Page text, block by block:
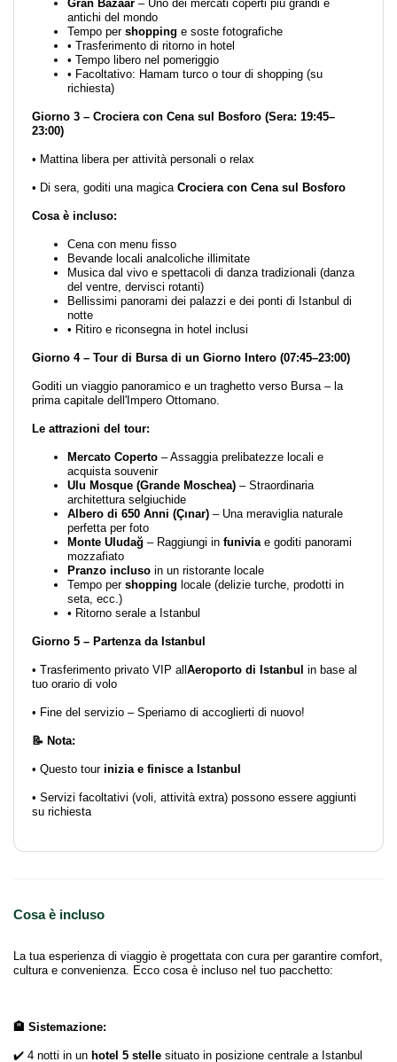
Gran Bazaar – Uno dei mercati coperti più grandi e
antichi del mondo
Tempo per shopping e soste fotografiche
• Trasferimento di ritorno in hotel
• Tempo libero nel pomeriggio
• Facoltativo: Hamam turco o tour di shopping (su
richiesta)
Giorno 3 – Crociera con Cena sul Bosforo (Sera: 19:45–
23:00)
• Mattina libera per attività personali o relax
• Di sera, goditi una magica Crociera con Cena sul Bosforo
Cosa è incluso:
Cena con menu fisso
Bevande locali analcoliche illimitate
Musica dal vivo e spettacoli di danza tradizionali (danza
del ventre, dervisci rotanti)
Bellissimi panorami dei palazzi e dei ponti di Istanbul di
notte
• Ritiro e riconsegna in hotel inclusi
Giorno 4 – Tour di Bursa di un Giorno Intero (07:45–23:00)
Goditi un viaggio panoramico e un traghetto verso Bursa – la
prima capitale dell'Impero Ottomano.
Le attrazioni del tour:
Mercato Coperto – Assaggia prelibatezze locali e
acquista souvenir
Ulu Mosque (Grande Moschea) – Straordinaria
architettura selgiuchide
Albero di 650 Anni (Çınar) – Una meraviglia naturale
perfetta per foto
Monte Uludağ – Raggiungi in funiviae goditi panorami
mozzafiato
Pranzo incluso in un ristorante locale
Tempo per shopping locale (delizie turche, prodotti in
seta, ecc.)
• Ritorno serale a Istanbul
Giorno 5 – Partenza da Istanbul
• Trasferimento privato VIP all Aeroporto di Istanbul in base al
tuo orario di volo
• Fine del servizio – Speriamo di accoglierti di nuovo!
📝 Nota:
• Questo tour inizia e finisce a Istanbul
• Servizi facoltativi (voli, attività extra) possono essere aggiunti
su richiesta
Cosa è incluso
La tua esperienza di viaggio è progettata con cura per garantire comfort,
cultura e convenienza. Ecco cosa è incluso nel tuo pacchetto:
🏨 Sistemazione:
✔️ 4 notti in un hotel 5 stelle situato in posizione centrale a Istanbul